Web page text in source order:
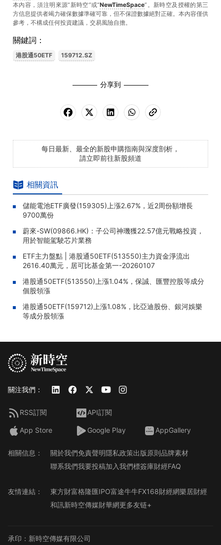
本內容，須注明來源“新時空”或“NewTimeSpace”。新時空及授權的第三
方信息提供者竭力確保數據準確可靠，但不保證數據絕對正確。本內容僅供
參考，不構成任何投資建議，交易風險自擔。
關鍵詞：
港股通50ETF 159712.SZ
分享到
每日最新、最全的新股申購指南與深度剖析，
請立即前往新股頻道
相關資訊
儲能電池ETF廣發(159305)上漲2.67%，近2周份額增長
9700萬份
蔚來-SW(09866.HK)：子公司神璣獲22.57億元戰略投資，
用於智能駕駛芯片業務
ETF主力盤點 | 港股通50ETF(513550)主力資金淨流出
2616.40萬元，居可比基金第一-20260107
港股通50ETF(513550)上漲1.04%，保誠、匯豐控股等成分
個股領漲
港股通50ETF(159712)上漲1.08%，比亞迪股份、銀河娛樂
等成分股領漲
關注我們：
RSS訂閱 API訂閱
App Store Google Play AppGallery
相關信息： 關於我們免責聲明隱私政策出版原則品牌素材
聯系我們我要投稿加入我們標簽庫財經FAQ
友情連結： 東方財富格隆匯IPO富途牛牛FX168財經網樂居財經
和訊新時空傳媒財華網更多友链+
承印：新時空傳媒有限公司